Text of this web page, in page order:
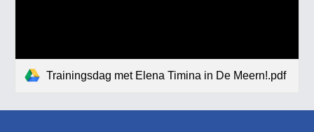
Trainingsdag met Elena Timina in De Meern!.pdf